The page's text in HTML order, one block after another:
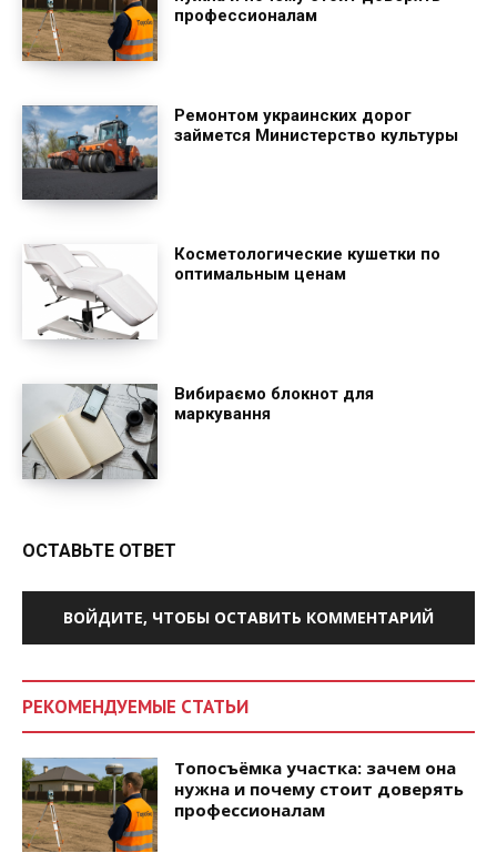
профессионалам
Ремонтом украинских дорог
займется Министерство культуры
Косметологические кушетки по
оптимальным ценам
Вибираємо блокнот для
маркування
ОСТАВЬТЕ ОТВЕТ
ВОЙДИТЕ, ЧТОБЫ ОСТАВИТЬ КОММЕНТАРИЙ
РЕКОМЕНДУЕМЫЕ СТАТЬИ
Топосъёмка участка: зачем она
нужна и почему стоит доверять
профессионалам